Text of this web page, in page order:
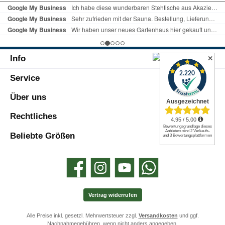
Autositz mit 5-Punkt Sicherheitsgurt
befestigen. Die Unterseite ist gummiert
und verhindert so ein Rutschen des
Autositz.Gut gefüttert hält der Babysack
Ihr Baby auch bei kaltem Wetter schön
leicht zu reinigen. Produktvorteile:passend
Fixierungsschlaufendurch
Reißverschlüsse komplett zu Öffnen zu
einer großen Liegeflächeverschließbarer
Kopfteilgroßer Fußraumeingearbeiteten
Punkt Sicherheitsgurtgummierte Anti-
Rutsch-Unterseitegut gefüttert und
Daten:Maße (LxB): 93 x 56
cmAußenmaterial: 100%
PolyesterFarbe: SchwarzLieferumfang:1 x
Info
Service
Über uns
Rechtliches
Beliebte Größen
Facebook Instagram YouTube WhatsApp
Vertrag widerrufen
Alle Preise inkl. gesetzl. Mehrwertsteuer zzgl. Versandkosten und ggf.
Nachnahmegebühren, wenn nicht anders angegeben.
✕